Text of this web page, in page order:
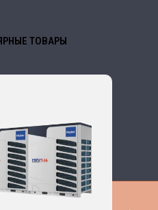
ТОВАРЫ